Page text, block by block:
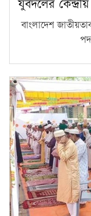
যুবদলের
বাংলাদেশ